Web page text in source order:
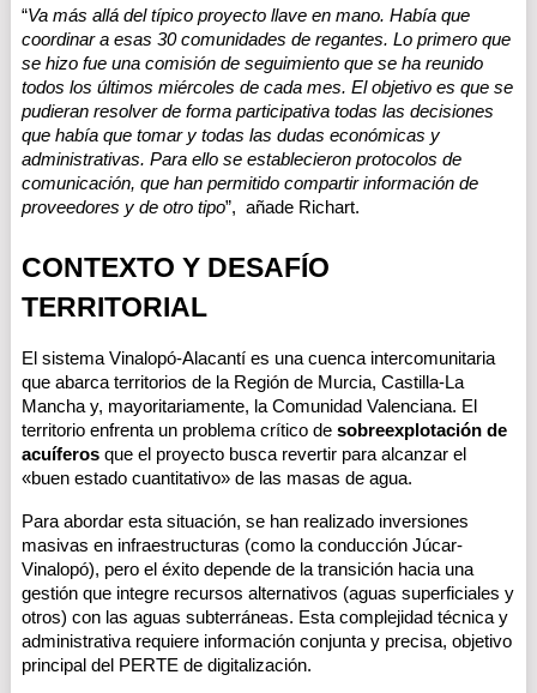
“Va más allá del típico proyecto llave en mano. Había que
coordinar a esas 30 comunidades de regantes. Lo primero que
se hizo fue una comisión de seguimiento que se ha reunido
todos los últimos miércoles de cada mes. El objetivo es que se
pudieran resolver de forma participativa todas las decisiones
que había que tomar y todas las dudas económicas y
administrativas. Para ello se establecieron protocolos de
comunicación, que han permitido compartir información de
proveedores y de otro tipo”,  añade Richart.
CONTEXTO Y DESAFÍO
TERRITORIAL
El sistema Vinalopó-Alacantí es una cuenca intercomunitaria
que abarca territorios de la Región de Murcia, Castilla-La
Mancha y, mayoritariamente, la Comunidad Valenciana. El
territorio enfrenta un problema crítico de sobreexplotación de
acuíferos que el proyecto busca revertir para alcanzar el
«buen estado cuantitativo» de las masas de agua.
Para abordar esta situación, se han realizado inversiones
masivas en infraestructuras (como la conducción Júcar-
Vinalopó), pero el éxito depende de la transición hacia una
gestión que integre recursos alternativos (aguas superficiales y
otros) con las aguas subterráneas. Esta complejidad técnica y
administrativa requiere información conjunta y precisa, objetivo
principal del PERTE de digitalización.